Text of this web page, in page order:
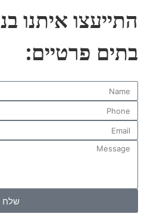
התייעצו איתנו
בתים פרטיים:
שלח